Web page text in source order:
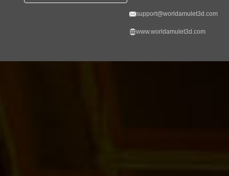
support@worldamulet3d.com
www.worldamulet3d.com